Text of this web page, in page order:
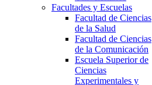
Facultades y Escuelas
Facultad de Ciencias
de la Salud
Facultad de Ciencias
de la Comunicación
Escuela Superior de
Ciencias
Experimentales y